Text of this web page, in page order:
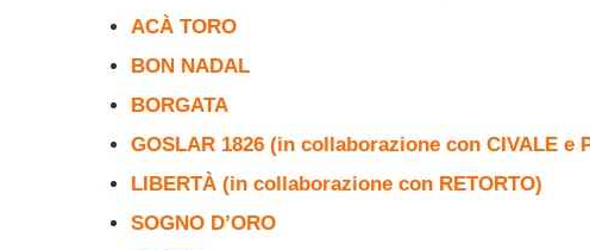
ACÀ TORO
BON NADAL
BORGATA
GOSLAR 1826 (in collaborazione con CIVALE e
LIBERTÀ (in collaborazione con RETORTO)
SOGNO D’ORO